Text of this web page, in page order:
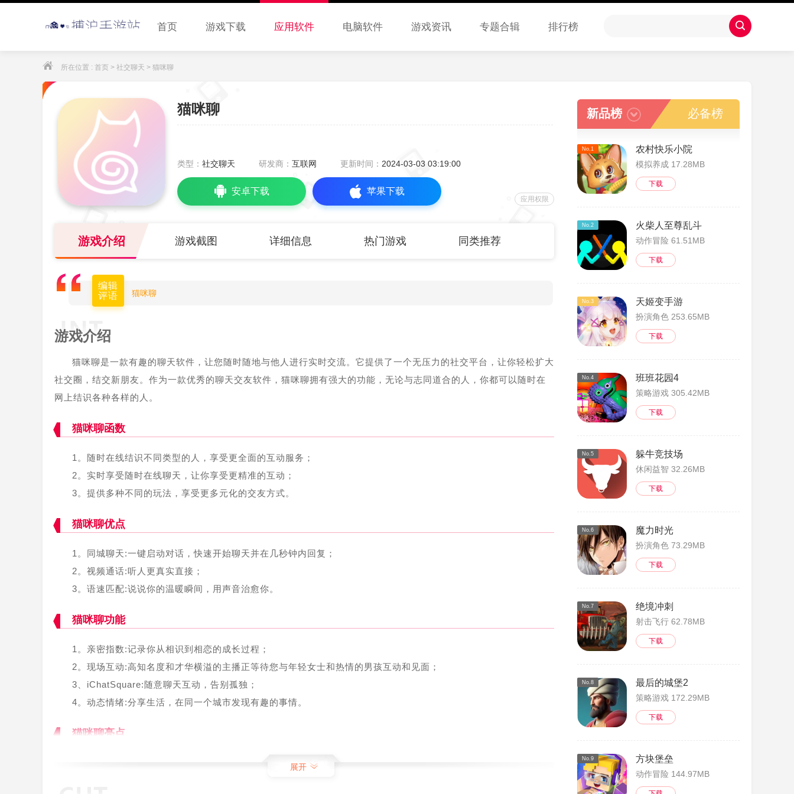
首页 游戏下载 应用软件 电脑软件 游戏资讯 专题合辑 排行榜
所在位置 : 首页 > 社交聊天 > 猫咪聊
猫咪聊
类型： 社交聊天 研发商： 互联网 更新时间： 2024-03-03 03:19:00
安卓下载 苹果下载
应用权限
游戏介绍 游戏截图 详细信息 热门游戏 同类推荐
编辑
评语
猫咪聊
游戏介绍
猫咪聊是一款有趣的聊天软件，让您随时随地与他人进行实时交流。它提供了一个无压力的社交平台，让你轻松扩大
社交圈，结交新朋友。作为一款优秀的聊天交友软件，猫咪聊拥有强大的功能，无论与志同道合的人，你都可以随时在
网上结识各种各样的人。
猫咪聊函数
1。随时在线结识不同类型的人，享受更全面的互动服务；
2。实时享受随时在线聊天，让你享受更精准的互动；
3。提供多种不同的玩法，享受更多元化的交友方式。
猫咪聊优点
1。同城聊天:一键启动对话，快速开始聊天并在几秒钟内回复；
2。视频通话:听人更真实直接；
3。语速匹配:说说你的温暖瞬间，用声音治愈你。
猫咪聊功能
1。亲密指数:记录你从相识到相恋的成长过程；
2。现场互动:高知名度和才华横溢的主播正等待您与年轻女士和热情的男孩互动和见面；
3、iChatSquare:随意聊天互动，告别孤独；
4。动态情绪:分享生活，在同一个城市发现有趣的事情。
猫咪聊亮点
1。每天开心聊天，想说什么就说什么，再也不会孤单；
展开
新品榜 必备榜
No.1 农村快乐小院
模拟养成 17.28MB
下载
No.2 火柴人至尊乱斗
动作冒险 61.51MB
下载
No.3 天姬变手游
扮演角色 253.65MB
下载
No.4 班班花园4
策略游戏 305.42MB
下载
No.5 躲牛竞技场
休闲益智 32.26MB
下载
No.6 魔力时光
扮演角色 73.29MB
下载
No.7 绝境冲刺
射击飞行 62.78MB
下载
No.8 最后的城堡2
策略游戏 172.29MB
下载
No.9 方块堡垒
动作冒险 144.97MB